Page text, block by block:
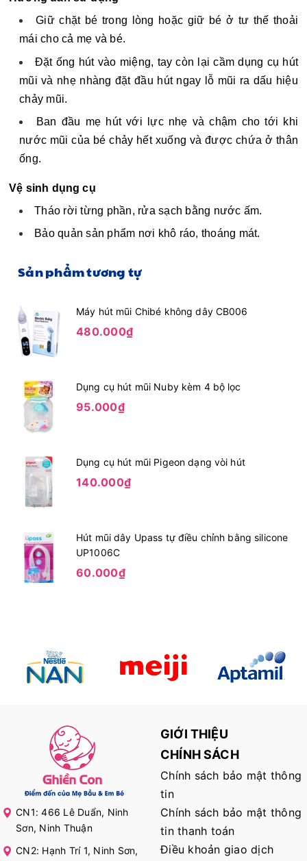
Giữ chặt bé trong lòng hoặc giữ bé ở tư thế thoải
mái cho cả mẹ và bé.
Đặt ống hút vào miệng, tay còn lại cầm dụng cụ hút
mũi và nhẹ nhàng đặt đầu hút ngay lỗ mũi ra dấu hiệu
chảy mũi.
Ban đầu mẹ hút với lực nhẹ và chậm cho tới khi
nước mũi của bé chảy hết xuống và được chứa ở thân
ống.
Vệ sinh dụng cụ
Tháo rời từng phần, rửa sạch bằng nước ấm.
Bảo quản sản phẩm nơi khô ráo, thoáng mát.
Sản phẩm tương tự
Máy hút mũi Chibé không dây CB006
480.000₫
Dụng cụ hút mũi Nuby kèm 4 bộ lọc
95.000₫
Dụng cụ hút mũi Pigeon dạng vòi hút
140.000₫
Hút mũi dây Upass tự điều chỉnh bằng silicone
UP1006C
60.000₫
CN1: 466 Lê Duẩn, Ninh
Sơn, Ninh Thuận
CN2: Hạnh Trí 1, Ninh Sơn,
GIỚI THIỆU
CHÍNH SÁCH
Chính sách bảo mật thông
tin
Chính sách bảo mật thông
tin thanh toán
Điều khoản giao dịch